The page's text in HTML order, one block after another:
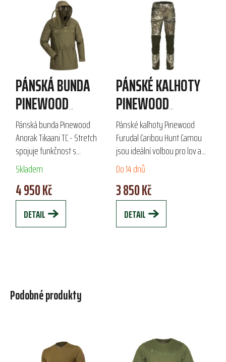
PÁNSKÁ BUNDA
PINEWOOD
ANORAK TIKAANI
TC - STRETCH
Pánská bunda Pinewood
Anorak Tikaani TC - Stretch
spojuje funkčnost s
elegantním designem, ideální
pro outdoorové aktivity. Je
vyrobena z odolného
materiálu s voděodolnou...
Skladem
4 950 Kč
DETAIL
PÁNSKÉ KALHOTY
PINEWOOD
FURUDAL CARIBOU
HUNT CAMOU
Pánské kalhoty Pinewood
Furudal Caribou Hunt Camou
jsou ideální volbou pro lov a
outdoorové aktivity. Vyznačují
se tichým, prodyšným a
strečovým materiálem s
originální...
Do 14 dnů
3 850 Kč
DETAIL
Podobné produkty